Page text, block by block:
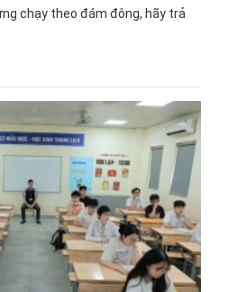
chạy theo đám đông, hãy trả